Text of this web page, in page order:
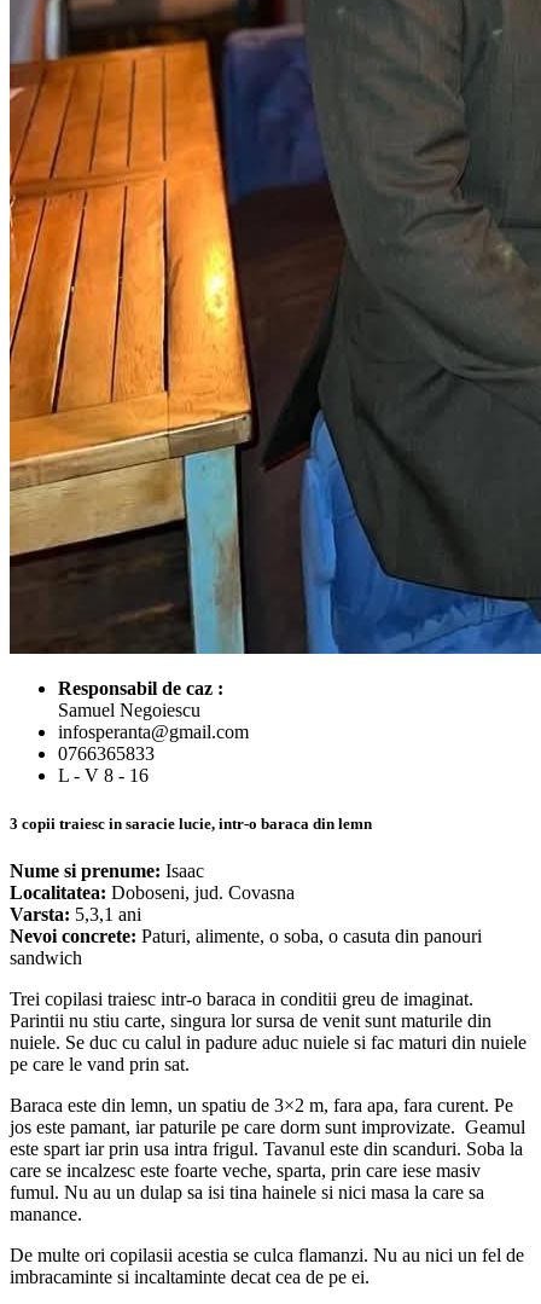
Responsabil de caz :
Samuel Negoiescu
infosperanta@gmail.com
0766365833
L - V 8 - 16
3 copii traiesc in saracie lucie, intr-o baraca din lemn
Nume si prenume: Isaac
Localitatea: Doboseni, jud. Covasna
Varsta: 5,3,1 ani
Nevoi concrete: Paturi, alimente, o soba, o casuta din panouri
sandwich
Trei copilasi traiesc intr-o baraca in conditii greu de imaginat.
Parintii nu stiu carte, singura lor sursa de venit sunt maturile din
nuiele. Se duc cu calul in padure aduc nuiele si fac maturi din nuiele
pe care le vand prin sat.
Baraca este din lemn, un spatiu de 3×2 m, fara apa, fara curent. Pe
jos este pamant, iar paturile pe care dorm sunt improvizate. Geamul
este spart iar prin usa intra frigul. Tavanul este din scanduri. Soba la
care se incalzesc este foarte veche, sparta, prin care iese masiv
fumul. Nu au un dulap sa isi tina hainele si nici masa la care sa
manance.
De multe ori copilasii acestia se culca flamanzi. Nu au nici un fel de
imbracaminte si incaltaminte decat cea de pe ei.